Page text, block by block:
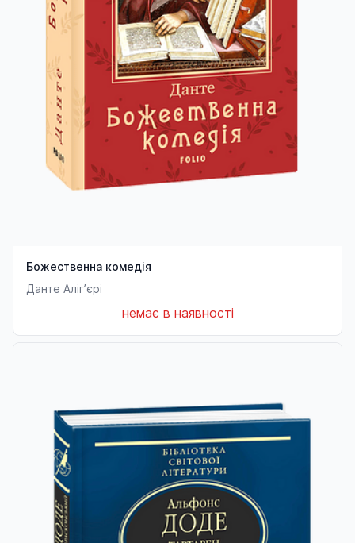
Божественна комедія
Данте Аліг’єрі
немає в наявності